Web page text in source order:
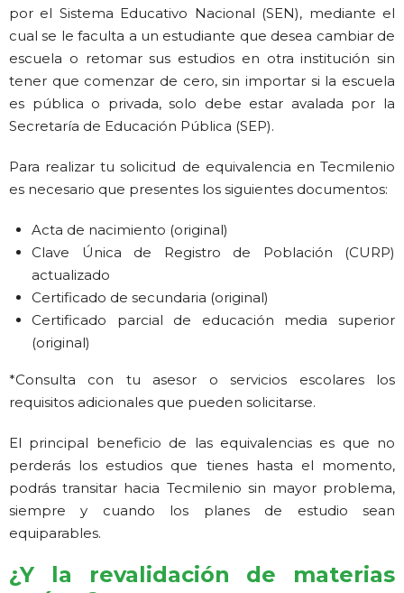
por el Sistema Educativo Nacional (SEN), mediante el
cual se le faculta a un estudiante que desea cambiar de
escuela o retomar sus estudios en otra institución sin
tener que comenzar de cero, sin importar si la escuela
es pública o privada, solo debe estar avalada por la
Secretaría de Educación Pública (SEP).
Para realizar tu solicitud de equivalencia en Tecmilenio
es necesario que presentes los siguientes documentos:
Acta de nacimiento (original)
Clave Única de Registro de Población (CURP)
actualizado
Certificado de secundaria (original)
Certificado parcial de educación media superior
(original)
*Consulta con tu asesor o servicios escolares los
requisitos adicionales que pueden solicitarse.
El principal beneficio de las equivalencias es que no
perderás los estudios que tienes hasta el momento,
podrás transitar hacia Tecmilenio sin mayor problema,
siempre y cuando los planes de estudio sean
equiparables.
¿Y la revalidación de materias